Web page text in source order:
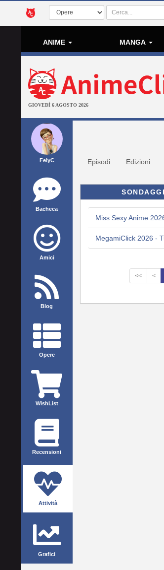
ANIME MANGA
GIOVEDÌ 6 AGOSTO 2026
FelyC
Bacheca
Amici
Blog
Opere
WishList
Recensioni
Attività
Grafici
Episodi Edizioni
Miss Sexy Anime
MegamiClick 2026 -
<< <